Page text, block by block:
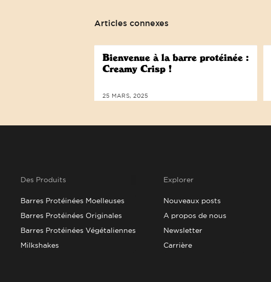
Articles connexes
Bienvenue à la barre protéinée :
Creamy Crisp !
25 MARS, 2025
Des Produits
Barres Protéinées Moelleuses
Barres Protéinées Originales
Barres Protéinées Végétaliennes
Milkshakes
Explorer
Nouveaux posts
A propos de nous
Newsletter
Carrière